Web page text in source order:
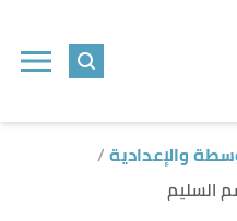
والإعدادية
السليم